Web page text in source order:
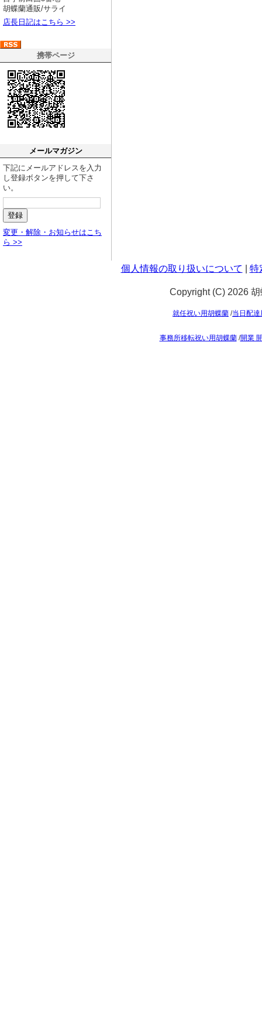
胡蝶蘭通販/サライ
店長日記はこちら >>
携帯ページ
メールマガジン
下記にメールアドレスを入力
し登録ボタンを押して下さ
い。
変更・解除・お知らせはこち
ら >>
個人情報の取り扱いについて 特
Copyright (C) 2026
就任祝い用胡蝶蘭 /当日配達
事務所移転祝い用胡蝶蘭/開業